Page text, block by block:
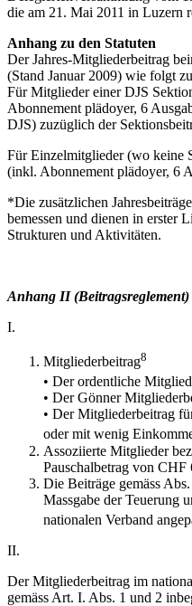
die am 21. Mai 2011 in Luzern
Anhang zu den Statuten
Der Jahres-Mitgliederbeitrag
(Stand Januar 2009) wie folgt
Für Mitglieder einer DJS
Abonnement plädoyer, 6
DJS) zuzüglich der
Für Einzelmitglieder (wo keine
(inkl. Abonnement plädoyer, 6
*Die zusätzlichen
bemessen und dienen in erster
Strukturen und Aktivitäten.
Anhang II (Beitragsreglement)
I.
Mitgliederbeitrag8
• Der ordentliche
• Der Gönner
• Der Mitgliederbeitrag
oder mit wenig
Assoziierte Mitglieder
Pauschalbetrag von CHF
Die Beiträge gemäss
Massgabe der Teuerung
nationalen Verband
II.
Der Mitgliederbeitrag im
gemäss Art. I. Abs. 1 und 2